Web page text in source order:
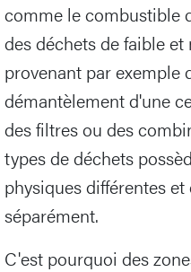
comme le combustible
des déchets de faible
provenant par exemple
démantèlement d'une
des filtres ou des
types de déchets
physiques différentes
séparément.
C'est pourquoi des